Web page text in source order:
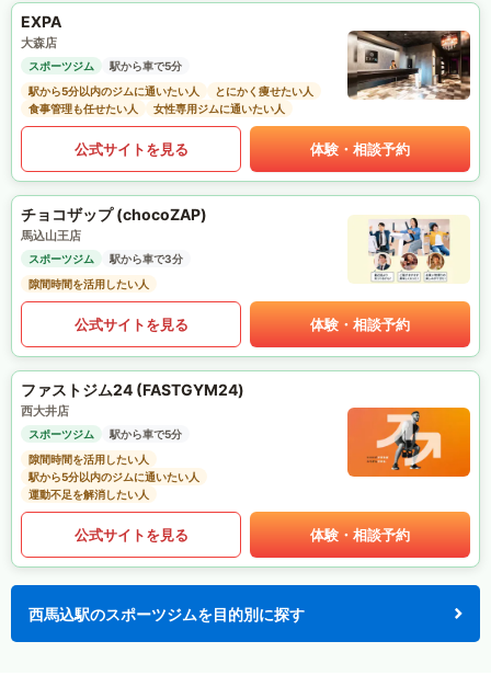
EXPA
大森店
スポーツジム
駅から車で5分
駅から5分以内のジムに通いたい人
とにかく痩せたい人
食事管理も任せたい人
女性専用ジムに通いたい人
公式サイトを見る 体験・相談予約
チョコザップ (chocoZAP)
馬込山王店
スポーツジム
駅から車で3分
隙間時間を活用したい人
公式サイトを見る 体験・相談予約
ファストジム24 (FASTGYM24)
西大井店
スポーツジム
駅から車で5分
隙間時間を活用したい人
駅から5分以内のジムに通いたい人
運動不足を解消したい人
公式サイトを見る 体験・相談予約
西馬込駅のスポーツジムを目的別に探す